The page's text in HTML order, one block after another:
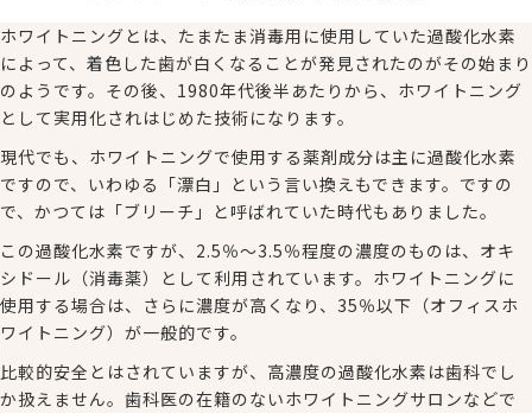
ホワイトニングとは、たまたま消毒用に使用していた過酸化水素
によって、着色した歯が白くなることが発見されたのがその始まり
のようです。その後、1980年代後半あたりから、ホワイトニング
として実用化されはじめた技術になります。
現代でも、ホワイトニングで使用する薬剤成分は主に過酸化水素
ですので、いわゆる「漂白」という言い換えもできます。ですの
で、かつては「ブリーチ」と呼ばれていた時代もありました。
この過酸化水素ですが、2.5％〜3.5％程度の濃度のものは、オキ
シドール（消毒薬）として利用されています。ホワイトニングに
使用する場合は、さらに濃度が高くなり、35％以下（オフィスホ
ワイトニング）が一般的です。
比較的安全とはされていますが、高濃度の過酸化水素は歯科でし
か扱えません。歯科医の在籍のないホワイトニングサロンなどで